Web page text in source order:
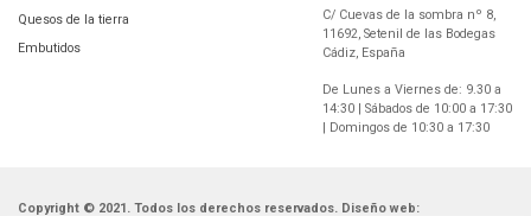
Quesos de la tierra
Embutidos
C/ Cuevas de la sombra nº 8,
11692, Setenil de las Bodegas
Cádiz, España
De Lunes a Viernes de: 9.30 a
14:30 | Sábados de 10:00 a 17:30
| Domingos de 10:30 a 17:30
Copyright © 2021. Todos los derechos reservados. Diseño web: